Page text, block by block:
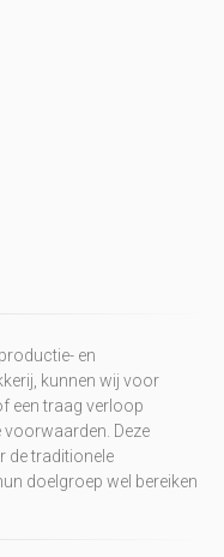
en
kunnen wij voor
een traag verloop
Deze
de traditionele
doelgroep wel bereiken